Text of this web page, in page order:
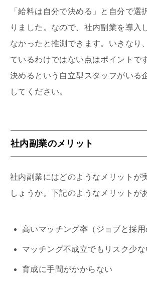
「給料は自分で決める」と自分で選
りました。なので、社内副業を導入
なかったと推測できます。いきなり
ているわけではない点はポイントで
決めるという自立型スタッフがいる
してください。
社内副業のメリット
社内副業にはどのようなメリットが
しょうか。下記のようなメリットが
高いマッチング率（ジョブと採用
マッチング不成立でもリスク少な
育成に手間がかからない